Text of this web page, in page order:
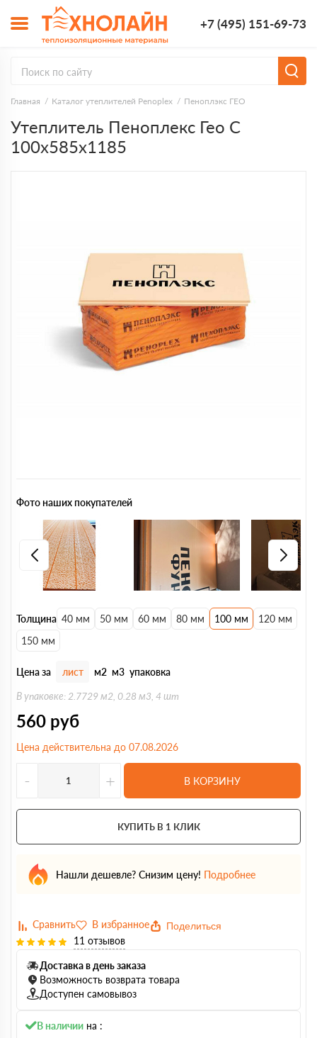
+7 (495) 151-69-73
Главная Каталог утеплителей Penoplex Пеноплэкс ГЕО
Утеплитель Пеноплекс Гео С
100х585х1185
Толщина 40 мм 50 мм 60 мм 80 мм 100 мм
120 мм
150 мм
Цена за лист м2 м3 упаковка
В упаковке: 2.7729 м2, 0.28 м3, 4 шт
560 руб
Цена действительна до 07.08.2026
- + В КОРЗИНУ
КУПИТЬ В 1 КЛИК
Нашли дешевле? Снизим цену! Подробнее
Поделиться
11 отзывов
Доставка в день заказа
Возможность возврата товара
Доступен самовывоз
В наличии на :
Фото наших покупателей